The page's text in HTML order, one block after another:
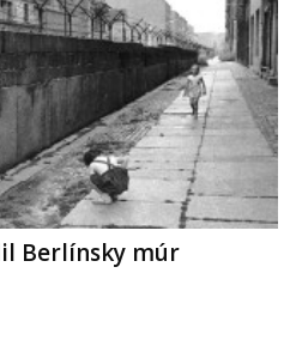
Berlínsky múr